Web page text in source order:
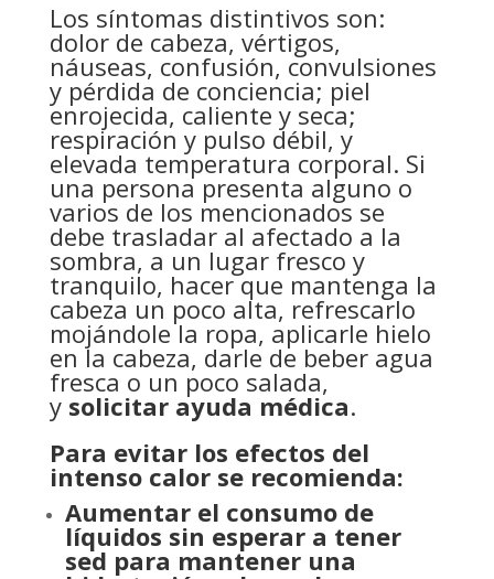
Los síntomas distintivos son:
dolor de cabeza, vértigos,
náuseas, confusión, convulsiones
y pérdida de conciencia; piel
enrojecida, caliente y seca;
respiración y pulso débil, y
elevada temperatura corporal. Si
una persona presenta alguno o
varios de los mencionados se
debe trasladar al afectado a la
sombra, a un lugar fresco y
tranquilo, hacer que mantenga la
cabeza un poco alta, refrescarlo
mojándole la ropa, aplicarle hielo
en la cabeza, darle de beber agua
fresca o un poco salada,
y solicitar ayuda médica.
Para evitar los efectos del
intenso calor se recomienda:
Aumentar el consumo de
líquidos sin esperar a tener
sed para mantener una